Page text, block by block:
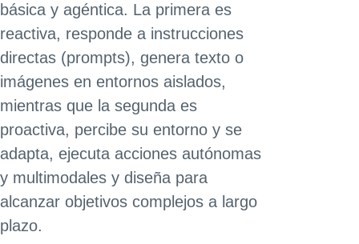
básica y agéntica. La primera es
reactiva, responde a instrucciones
directas (prompts), genera texto o
imágenes en entornos aislados,
mientras que la segunda es
proactiva, percibe su entorno y se
adapta, ejecuta acciones autónomas
y multimodales y diseña para
alcanzar objetivos complejos a largo
plazo.